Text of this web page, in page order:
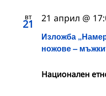
вт
21
Изложба
ножове –
21 април @
Национален